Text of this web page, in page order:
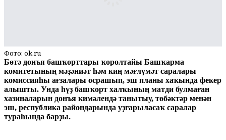
Фото: ok.ru
Бөтә донъя башҡорттары ҡоролтайы Башҡарма
комитетының мәҙәниәт һәм киң мәғлүмәт саралары
комиссияһы ағзалары осрашып, эш планы хаҡында фекер
алышты. Унда һүҙ башҡорт халҡының матди булмаған
хазиналарын донъя кимәлендә танытыу, төбәктәр менән
эш, республика райондарында уҙғарыласаҡ саралар
тураһында барҙы.